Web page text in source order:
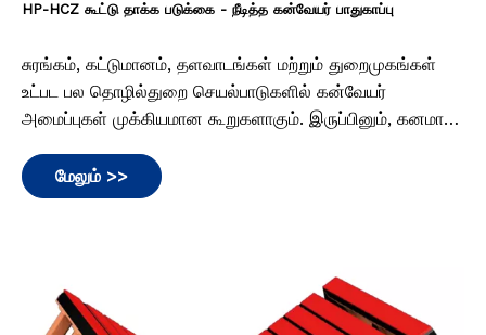
HP-HCZ கூட்டு தாக்க படுக்கை - நீடித்த கன்வேயர் பாதுகாப்பு
சுரங்கம், கட்டுமானம், தளவாடங்கள் மற்றும் துறைமுகங்கள்
உட்பட பல தொழில்துறை செயல்பாடுகளில் கன்வேயர்
அமைப்புகள் முக்கியமான கூறுகளாகும். இருப்பினும், கனமான
உயர் தாக்க சூழல்களில் இந்த அமைப்புகள் கடுமையான
சவால்களை அடிக்கடி எதிர்கொள்கின்றன.
மேலும் >>